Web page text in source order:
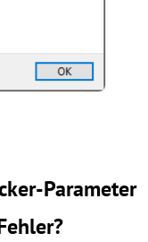
Parameter